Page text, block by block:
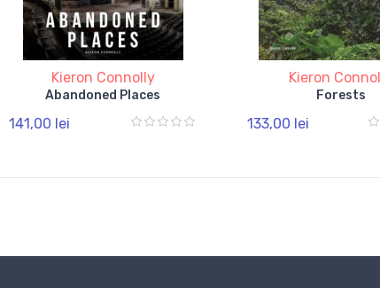
Kieron Connolly
Abandoned Places
141,00 lei
Kieron
Forests
133,00 lei